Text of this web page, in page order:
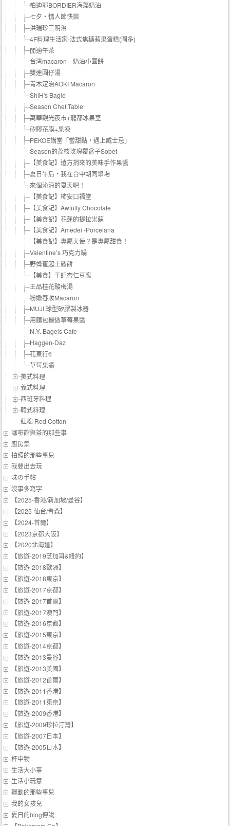
柏迪耶BORDIER海藻奶油
七夕‧情人節快樂
洪瑞珍三明治
4F料理生活家-法式焦糖蘋果蛋糕(圖多)
閒適午茶
台灣macaron—奶油小圓餅
雙連圓仔湯
青木定治AOKI Macaron
ShiH's Bagle
Season Chef Table
萬華觀光夜市+龍都冰果室
矽膠花膜+果凍
PEKOE講堂「當甜點，遇上威士忌」
Season的荔枝玫瑰覆盆子Sobet
【美食記】遠方捎來的美味手作果醬
夏日午后‧我在台中胡同聚場
來個沁涼的夏天吧！
【美食記】柿安口福堂
【美食記】Awfully Chocolate
【美食記】花蓮的提拉米蘇
【美食記】Amedei -Porcelana
【美食記】專屬天使？是專屬甜食！
Valentine’s 巧克力鍋
野蜂蜜起士鬆餅
【美食】于記杏仁豆腐
王品桂花酸梅湯
粉嫩春妝Macaron
MUJI 球型矽膠製冰器
用麵包機做草莓果醬
N.Y. Bagels Cafe
Haggen-Daz
花東行6
草莓果醬
美式料理
義式料理
西班牙料理
韓式料理
紅棉 Red Cotton
咖啡館與茶的那些事
廚房集
拍照的那些事兒
我要出去玩
味の手帖‬
沒事多寫字
【2025-香港/新加坡/曼谷】
【2025-仙台/青森】
【2024-首爾】
【2023京都大阪】
【2020北海道】
【旅遊-2019芝加哥&紐約】
【旅遊-2018歐洲】
【旅遊-2018東京】
【旅遊-2017京都】
【旅遊-2017首爾】
【旅遊-2017澳門】
【旅遊-2016京都】
【旅遊-2015東京】
【旅遊-2014京都】
【旅遊-2013曼谷】
【旅遊-2013美國】
【旅遊-2012首爾】
【旅遊-2011香港】
【旅遊-2011東京】
【旅遊-2009香港】
【旅遊-2009珍拉汀灣】
【旅遊-2007日本】
【旅遊-2005日本】
杯中物
生活大小事
生活小玩意
運動的那些事兒
我的女孩兒
夏日的blog傳說